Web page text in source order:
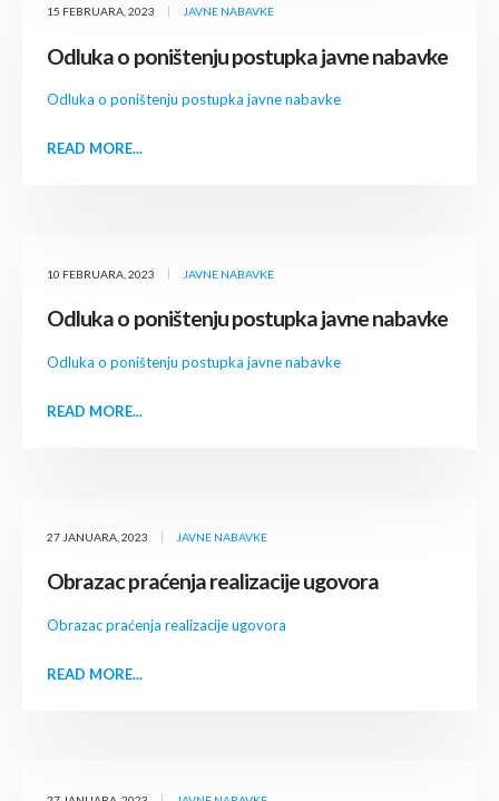
15 FEBRUARA, 2023 JAVNE NABAVKE
Odluka o poništenju postupka javne nabavke
Odluka o poništenju postupka javne nabavke
READ MORE...
10 FEBRUARA, 2023 JAVNE NABAVKE
Odluka o poništenju postupka javne nabavke
Odluka o poništenju postupka javne nabavke
READ MORE...
27 JANUARA, 2023 JAVNE NABAVKE
Obrazac praćenja realizacije ugovora
Obrazac praćenja realizacije ugovora
READ MORE...